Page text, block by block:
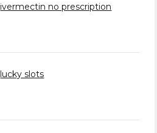
ivermectin no prescription
lucky slots